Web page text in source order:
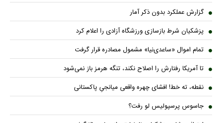
گزارش عملکرد بدون ذکر آمار
پزشکیان شرط بازسازی ورزشگاه آزادی را اعلام کرد
تمام اموال «ساعدی‌نیا» مشمول مصادره قرار گرفت
تا آمریکا رفتارش را اصلاح نکند، تنگه هرمز باز نمی‌شود
نقطه، ته خط! افشای چهره واقعی میانجیِ پاکستانی
جاسوس پرسپولیس لو رفت؟